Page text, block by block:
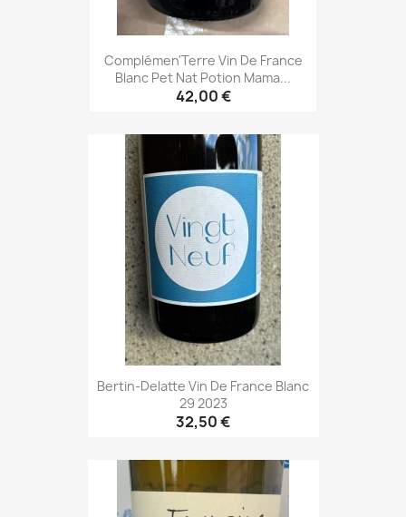
Complémen'Terre Vin De France
Blanc Pet Nat Potion Mama...
42,00 €
Bertin-Delatte Vin De France Blanc
29 2023
32,50 €